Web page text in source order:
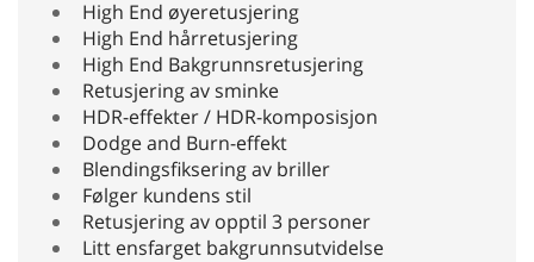
High End øyeretusjering
High End hårretusjering
High End Bakgrunnsretusjering
Retusjering av sminke
HDR-effekter / HDR-komposisjon
Dodge and Burn-effekt
Blendingsfiksering av briller
Følger kundens stil
Retusjering av opptil 3 personer
Litt ensfarget bakgrunnsutvidelse